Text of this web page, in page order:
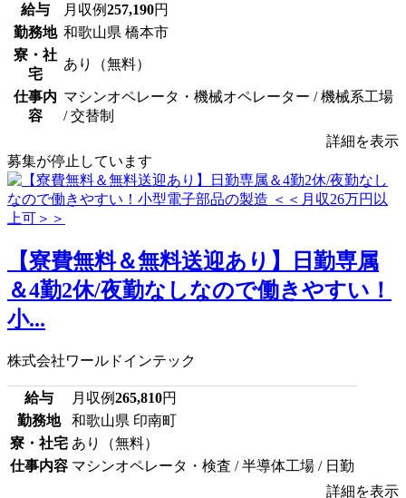
給与 月収例257,190円
勤務地 和歌山県 橋本市
寮・社
宅
あり（無料）
仕事内
容
マシンオペレータ・機械オペレーター / 機械系工場
/ 交替制
詳細を表示
募集が停止しています
【寮費無料＆無料送迎あり】日勤専属
＆4勤2休/夜勤なしなので働きやすい！
小...
株式会社ワールドインテック
給与 月収例265,810円
勤務地
和歌山県 印南町
寮・社宅 あり（無料）
仕事内容 マシンオペレータ・検査 / 半導体工場 / 日勤
詳細を表示